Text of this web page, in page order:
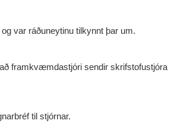
var ráðuneytinu tilkynnt þar um.
framkvæmdastjóri sendir skrifstofustjóra
til stjórnar.